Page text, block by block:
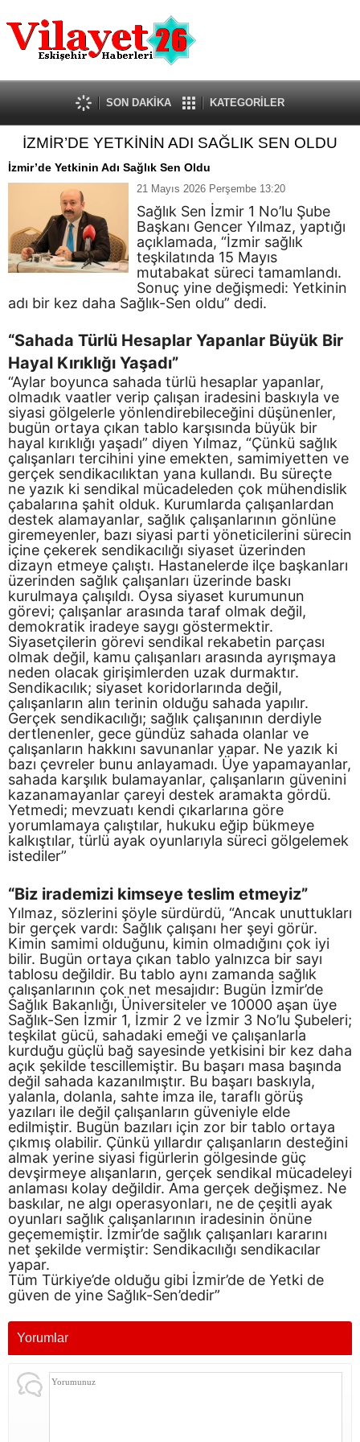
Güncel
Ekonomi
Politika
Eğitim
Spor
Kültür-Sanat
Dünya
Röportaj
Tanıtım Yazısı
SON DAKİKA KATEGORİLER
İZMİR’DE YETKİNİN ADI SAĞLIK SEN OLDU
İzmir’de Yetkinin Adı Sağlık Sen Oldu
21 Mayıs 2026 Perşembe 13:20
Sağlık Sen İzmir 1 No’lu Şube
Başkanı Gencer Yılmaz, yaptığı
açıklamada, “İzmir sağlık
teşkilatında 15 Mayıs
mutabakat süreci tamamlandı.
Sonuç yine değişmedi: Yetkinin
adı bir kez daha Sağlık-Sen oldu” dedi.
“Sahada Türlü Hesaplar Yapanlar Büyük Bir
Hayal Kırıklığı Yaşadı”
“Aylar boyunca sahada türlü hesaplar yapanlar,
olmadık vaatler verip çalışan iradesini baskıyla ve
siyasi gölgelerle yönlendirebileceğini düşünenler,
bugün ortaya çıkan tablo karşısında büyük bir
hayal kırıklığı yaşadı” diyen Yılmaz, “Çünkü sağlık
çalışanları tercihini yine emekten, samimiyetten ve
gerçek sendikacılıktan yana kullandı. Bu süreçte
ne yazık ki sendikal mücadeleden çok mühendislik
çabalarına şahit olduk. Kurumlarda çalışanlardan
destek alamayanlar, sağlık çalışanlarının gönlüne
giremeyenler, bazı siyasi parti yöneticilerini sürecin
içine çekerek sendikacılığı siyaset üzerinden
dizayn etmeye çalıştı. Hastanelerde ilçe başkanları
üzerinden sağlık çalışanları üzerinde baskı
kurulmaya çalışıldı. Oysa siyaset kurumunun
görevi; çalışanlar arasında taraf olmak değil,
demokratik iradeye saygı göstermektir.
Siyasetçilerin görevi sendikal rekabetin parçası
olmak değil, kamu çalışanları arasında ayrışmaya
neden olacak girişimlerden uzak durmaktır.
Sendikacılık; siyaset koridorlarında değil,
çalışanların alın terinin olduğu sahada yapılır.
Gerçek sendikacılığı; sağlık çalışanının derdiyle
dertlenenler, gece gündüz sahada olanlar ve
çalışanların hakkını savunanlar yapar. Ne yazık ki
bazı çevreler bunu anlayamadı. Üye yapamayanlar,
sahada karşılık bulamayanlar, çalışanların güvenini
kazanamayanlar çareyi destek aramakta gördü.
Yetmedi; mevzuatı kendi çıkarlarına göre
yorumlamaya çalıştılar, hukuku eğip bükmeye
kalkıştılar, türlü ayak oyunlarıyla süreci gölgelemek
istediler”
“Biz irademizi kimseye teslim etmeyiz”
Yılmaz, sözlerini şöyle sürdürdü, “Ancak unuttukları
bir gerçek vardı: Sağlık çalışanı her şeyi görür.
Kimin samimi olduğunu, kimin olmadığını çok iyi
bilir. Bugün ortaya çıkan tablo yalnızca bir sayı
tablosu değildir. Bu tablo aynı zamanda sağlık
çalışanlarının çok net mesajıdır: Bugün İzmir’de
Sağlık Bakanlığı, Üniversiteler ve 10000 aşan üye
Sağlık-Sen İzmir 1, İzmir 2 ve İzmir 3 No’lu Şubeleri;
teşkilat gücü, sahadaki emeği ve çalışanlarla
kurduğu güçlü bağ sayesinde yetkisini bir kez daha
açık şekilde tescillemiştir. Bu başarı masa başında
değil sahada kazanılmıştır. Bu başarı baskıyla,
yalanla, dolanla, sahte imza ile, taraflı görüş
yazıları ile değil çalışanların güveniyle elde
edilmiştir. Bugün bazıları için zor bir tablo ortaya
çıkmış olabilir. Çünkü yıllardır çalışanların desteğini
almak yerine siyasi figürlerin gölgesinde güç
devşirmeye alışanların, gerçek sendikal mücadeleyi
anlaması kolay değildir. Ama gerçek değişmez. Ne
baskılar, ne algı operasyonları, ne de çeşitli ayak
oyunları sağlık çalışanlarının iradesinin önüne
geçememiştir. İzmir’de sağlık çalışanları kararını
net şekilde vermiştir: Sendikacılığı sendikacılar
yapar.
Tüm Türkiye’de olduğu gibi İzmir’de de Yetki de
güven de yine Sağlık-Sen’dedir”
Yorumlar